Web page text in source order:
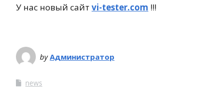
У нас новый сайт vi-tester.com !!!
byАдминистратор
news